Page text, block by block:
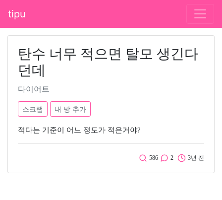
tipu
탄수 너무 적으면 탈모 생긴다
던데
다이어트
스크랩 내 방 추가
적다는 기준이 어느 정도가 적은거야?
586 2 3년 전